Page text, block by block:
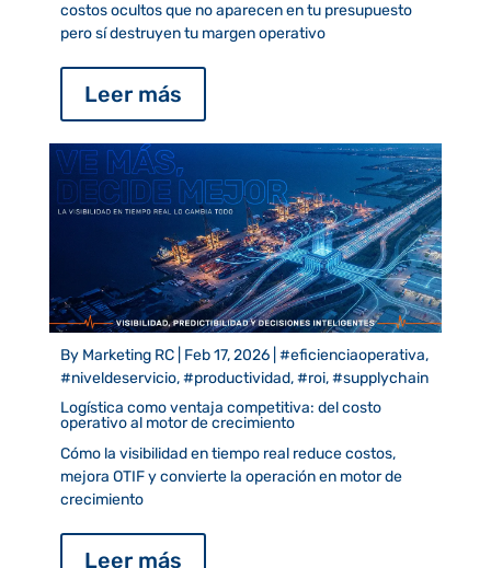
costos ocultos que no aparecen en tu presupuesto
pero sí destruyen tu margen operativo
Leer más
By Marketing RC Feb 17, 2026| #eficienciaoperativa,
#niveldeservicio, #productividad, #roi, #supplychain
Logística como ventaja competitiva: del costo
operativo al motor de crecimiento
Cómo la visibilidad en tiempo real reduce costos,
mejora OTIF y convierte la operación en motor de
crecimiento
Leer más